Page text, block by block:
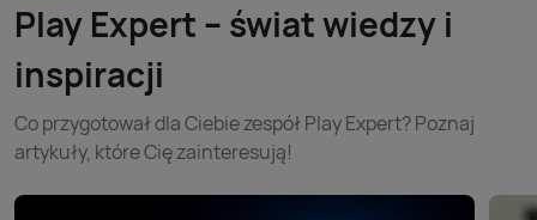
Play Expert – świat wiedzy i
inspiracji
Co przygotował dla Ciebie zespół Play Expert? Poznaj
artykuły, które Cię zainteresują!